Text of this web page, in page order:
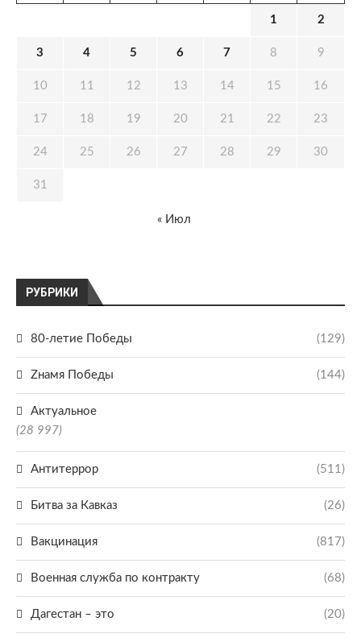
РУБРИКИ
80-летие Победы (129)
Zнамя Победы (144)
Актуальное
(28 997)
Антитеррор (511)
Битва за Кавказ (26)
Вакцинация (817)
Военная служба по контракту (68)
Дагестан – это (20)
1 2
3 4 5 6 7 8 9
10 11 12 13 14 15 16
17 18 19 20 21 22 23
24 25 26 27 28 29 30
31
« Июл